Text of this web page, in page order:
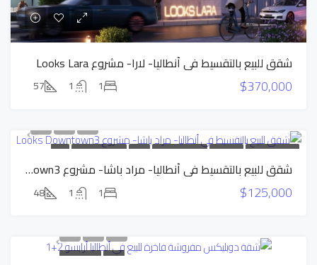
شقق للبيع بالتقسيط في أنطاليا- لارا- مشروع Looks Lara
$370,000
1
1
57
السعر المخفض بناء جديد شقق بالتقسيط للبيع شقق بالتقسيط
عرض
حصري
شقق للبيع بالتقسيط في أنطاليا- مراد باشا- مشروع Looks Downtown3
$125,000
1
1
48
للبيع عرض حصري